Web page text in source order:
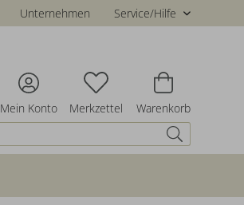
Unternehmen Service/Hilfe
Mein Konto Merkzettel Warenkorb